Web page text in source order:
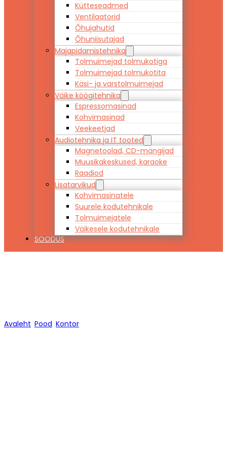
Kütteseadmed
Ventilaatorid
Õhujahutid
Õhuniisutajad
Majapidamistehnika
Tolmuimejad tolmukotiga
Tolmuimejad tolmukotita
Käsi- ja varstolmuimejad
Väike köögitehnika
Espressomasinad
Kohvimasinad
Veekeetjad
Audiotehnika ja IT tooted
Magnetoolad, CD-mängijad
Muusikakeskused, karaoke
Raadiod
Lisatarvikud
Kohvimasinatele
Suurele kodutehnikale
Tolmuimejatele
Väikesele kodutehnikale
SOODUS
Avaleht Pood Kontor